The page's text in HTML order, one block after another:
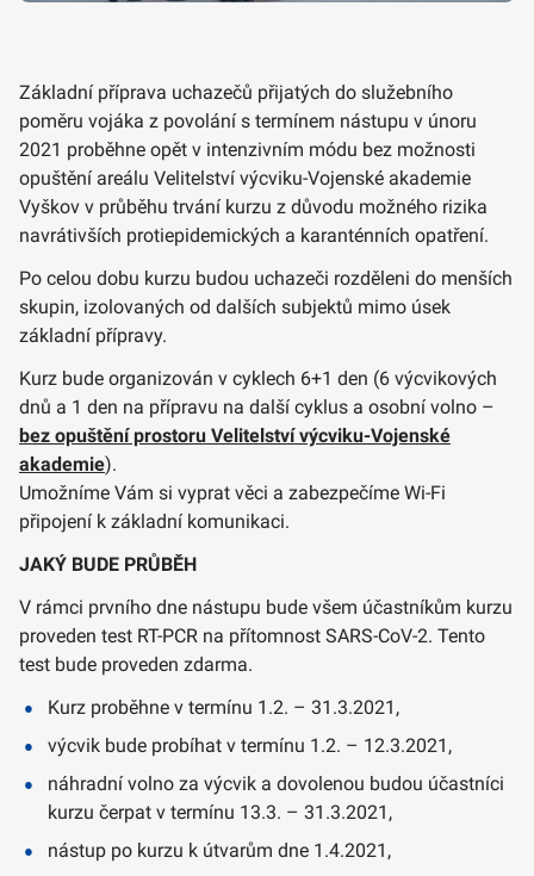
Základní příprava uchazečů přijatých do služebního
poměru vojáka z povolání s termínem nástupu v únoru
2021 proběhne opět v intenzivním módu bez možnosti
opuštění areálu Velitelství výcviku-Vojenské akademie
Vyškov v průběhu trvání kurzu z důvodu možného rizika
navrátivších protiepidemických a karanténních opatření.
Po celou dobu kurzu budou uchazeči rozděleni do menších
skupin, izolovaných od dalších subjektů mimo úsek
základní přípravy.
Kurz bude organizován v cyklech 6+1 den (6 výcvikových
dnů a 1 den na přípravu na další cyklus a osobní volno –
bez opuštění prostoru Velitelství výcviku-Vojenské
akademie).
Umožníme Vám si vyprat věci a zabezpečíme Wi-Fi
připojení k základní komunikaci.
JAKÝ BUDE PRŮBĚH
V rámci prvního dne nástupu bude všem účastníkům kurzu
proveden test RT-PCR na přítomnost SARS-CoV-2. Tento
test bude proveden zdarma.
Kurz proběhne v termínu 1.2. – 31.3.2021,
výcvik bude probíhat v termínu 1.2. – 12.3.2021,
náhradní volno za výcvik a dovolenou budou účastníci
kurzu čerpat v termínu 13.3. – 31.3.2021,
nástup po kurzu k útvarům dne 1.4.2021,